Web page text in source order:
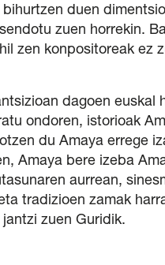
duen
zuen horrekin.
zen konpositoreak ez
dagoen
ondoren, istorioak
du Amaya errege
Amaya bere izeba
aurrean,
tradizioen zamak
zuen Guridik.